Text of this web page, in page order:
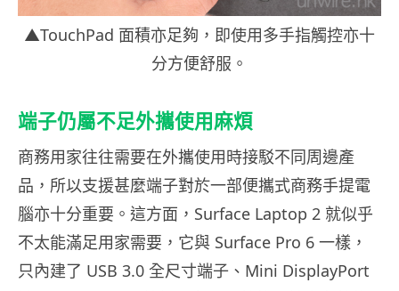
▲TouchPad 面積亦足夠，即使用多手指觸控亦十
分方便舒服。
端子仍屬不足外攜使用麻煩
商務用家往往需要在外攜使用時接駁不同周邊產
品，所以支援甚麼端子對於一部便攜式商務手提電
腦亦十分重要。這方面，Surface Laptop 2 就似乎
不太能滿足用家需要，它與 Surface Pro 6 一樣，
只內建了 USB 3.0 全尺寸端子、Mini DisplayPort